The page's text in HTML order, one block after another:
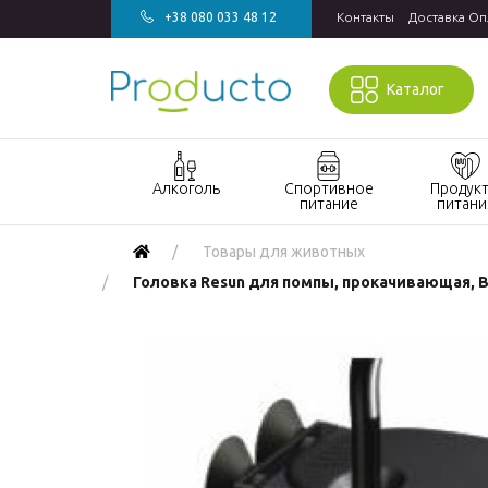
+38 080 033 48 12 Контакты Доставка
Каталог
Алкоголь
Акции алкоголь
Виски
Игристое вино
Спортивное
питание
питание
Гейнеры
Протеин
Протеиновые
Товары для животных
Головка Resun для помпы, прокачивающая,